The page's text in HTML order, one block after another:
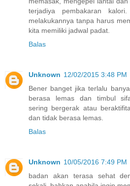
terjadiya pembakaran
melakukannya tanpa harus
kita memiliki jadwal padat.
Balas
Unknown 12/02/2015 3:48 PM
Bener banget jika terlalu
berasa lemas dan timbul
sering bergerak atau
dan tidak berasa lemas.
Balas
Unknown 10/05/2016 7:49 PM
badan akan terasa sehat